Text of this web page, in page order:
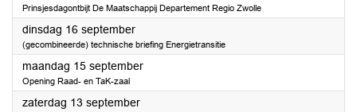
Prinsjesdagontbijt De Maatschappij Departement Regio Zwolle
dinsdag 16 september2025
(gecombineerde) technische briefing Energietransitie
maandag 15 september2025
Opening Raad- en TaK-zaal
zaterdag 13 september2025